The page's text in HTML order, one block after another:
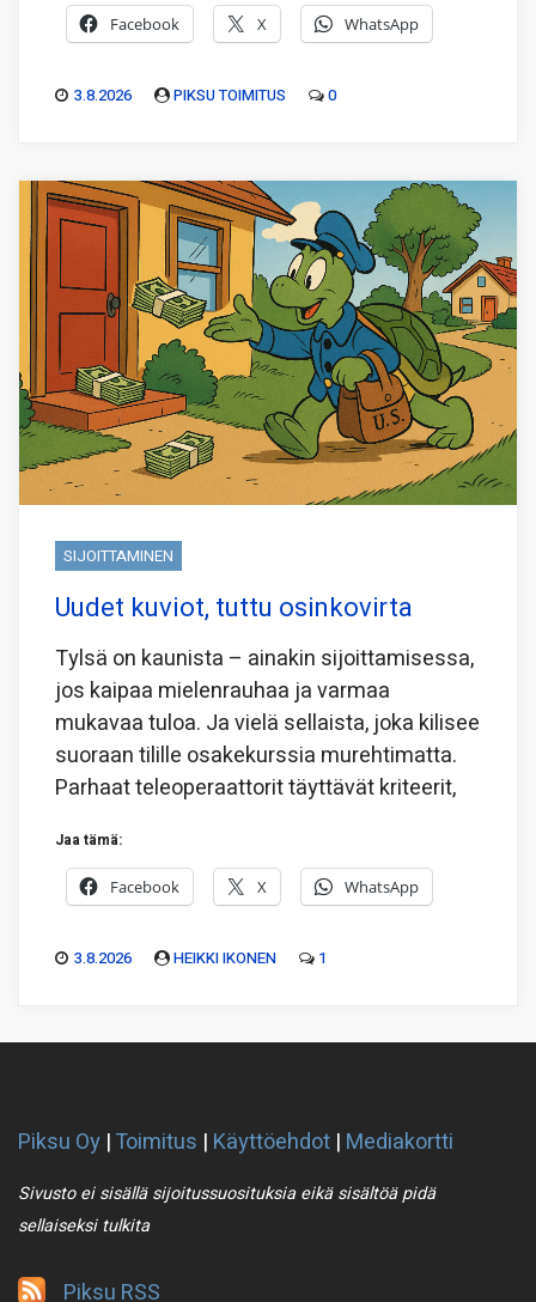
Facebook X WhatsApp
3.8.2026 PIKSU TOIMITUS 0
SIJOITTAMINEN
Uudet kuviot, tuttu osinkovirta
Tylsä on kaunista – ainakin sijoittamisessa,
jos kaipaa mielenrauhaa ja varmaa
mukavaa tuloa. Ja vielä sellaista, joka kilisee
suoraan tilille osakekurssia murehtimatta.
Parhaat teleoperaattorit täyttävät kriteerit,
Jaa tämä:
Facebook X WhatsApp
3.8.2026 HEIKKI IKONEN 1
Piksu Oy |Toimitus | Käyttöehdot | Mediakortti
Sivusto ei sisällä sijoitussuosituksia eikä sisältöä pidä
sellaiseksi tulkita
Piksu RSS